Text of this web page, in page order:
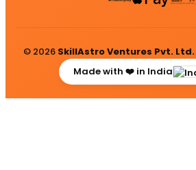
© 2026 SkillAstro Ventures Pvt. Ltd.
Made with ❤️ in India